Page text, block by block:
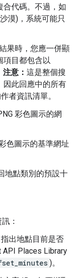
合代碼。不過，如
漠)，系統可能只
果時，您應一併顯
項目都包含以
注意： 這是整個搜
因此回應中的所有
者資訊清單。
彩色圖示的網
色圖示的基準網址
地點類別的預設十
：
出地點目前是否
API Places Library
)。